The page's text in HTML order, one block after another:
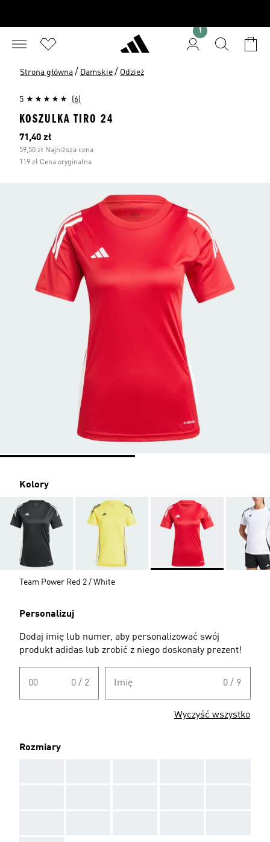
1
Strona główna / Damskie / Odzież
5 (6)
KOSZULKA TIRO 24
Bieżąca cena
71,40 zł
59,50 zł Najniższa cena
119 zł Cena oryginalna
Kolory
Team Power Red 2 / White
Personalizuj
Dodaj imię lub numer, aby personalizować swój
produkt adidas lub zrobić z niego doskonały prezent!
00 0 / 2 Imię 0 / 9
Wyczyść wszystko
Rozmiary